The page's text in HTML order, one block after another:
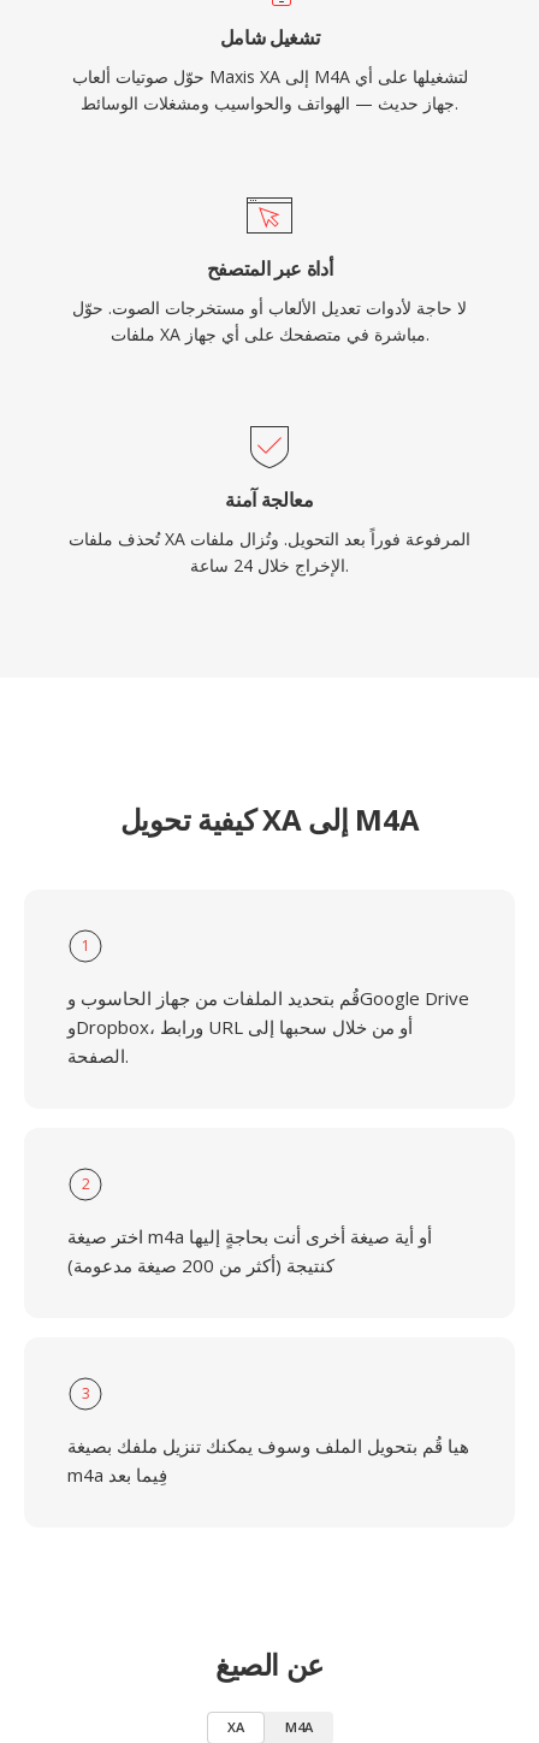
تشغيل شامل
حوّل صوتيات ألعاب Maxis XA إلى M4A لتشغيلها على أي
جهاز حديث — الهواتف والحواسيب ومشغلات الوسائط.
أداة عبر المتصفح
لا حاجة لأدوات تعديل الألعاب أو مستخرجات الصوت. حوّل
ملفات XA مباشرة في متصفحك على أي جهاز.
معالجة آمنة
تُحذف ملفات XA المرفوعة فوراً بعد التحويل. وتُزال ملفات
الإخراج خلال 24 ساعة.
كيفية تحويل XA إلى M4A
1
قُم بتحديد الملفات من جهاز الحاسوب وGoogle Drive
وDropbox، ورابط URL أو من خلال سحبها إلى
الصفحة.
2
اختر صيغة m4a أو أية صيغة أخرى أنت بحاجةٍ إليها
كنتيجة (أكثر من 200 صيغة مدعومة)
3
هيا قُم بتحويل الملف وسوف يمكنك تنزيل ملفك بصيغة
m4a فِيما بعد
عن الصيغ
XA M4A